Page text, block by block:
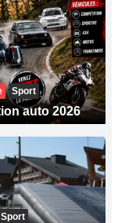
Sport
auto 2026
Sport